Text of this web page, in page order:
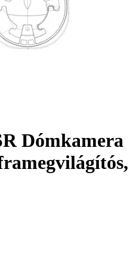
Dómkamera